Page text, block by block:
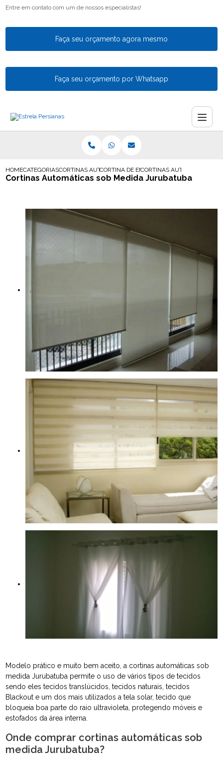
Entre em contato com um de nossos especialistas!
Faça seu orçamento agora mesmo
Faça seu orçamento por Whatsapp
HOMECATEGORIASCORTINAS AUTOMATICASCORTINA DE ENROLAR AUTOMATICA
CORTINAS AUTOMATICAS
Cortinas Automáticas sob Medida Jurubatuba
Modelo prático e muito bem aceito, a cortinas automáticas sob
medida Jurubatuba permite o uso de vários tipos de tecidos
sendo eles tecidos translúcidos, tecidos naturais, tecidos
Blackout e um dos mais utilizados a tela solar, tecido que
bloqueia boa parte do raio ultravioleta, protegendo móveis e
estofados da área interna.
Onde comprar cortinas automáticas sob
medida Jurubatuba?